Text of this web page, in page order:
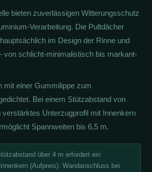
bieten zuverlässigen Witterungsschutz
Verarbeitung. Die Pultdächer
im Design der Rinne und
von schlicht-minimalistisch bis markant-
mit einer Gummilippe zum
Bei einem Stützabstand von
verstärktes Unterzugprofil mit Innenkern
Spannweiten bis 6,5 m.
über 4 m erfordert ein
(Aufpreis). Wandanschluss bei